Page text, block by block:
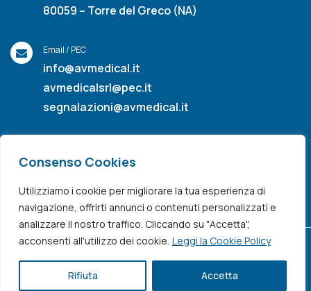
Consenso Cookies
Utilizziamo i cookie per migliorare la tua esperienza di
navigazione, offrirti annunci o contenuti personalizzati e
analizzare il nostro traffico. Cliccando su "Accetta",
acconsenti all'utilizzo dei cookie. Leggi la Cookie Policy
Rifiuta Accetta
80059 – Torre del Greco (NA)
Email / PEC
info@avmedical.it
avmedicalsrl@pec.it
segnalazioni@avmedical.it
Privacy & Cookies Policy